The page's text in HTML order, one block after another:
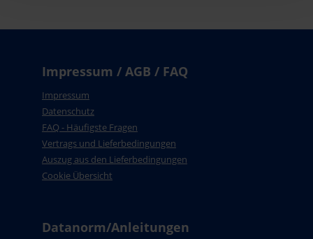
Impressum / AGB / FAQ
Impressum
Datenschutz
FAQ - Häufigste Fragen
Vertrags und Lieferbedingungen
Auszug aus den Lieferbedingungen
Cookie Übersicht
Datanorm/Anleitungen